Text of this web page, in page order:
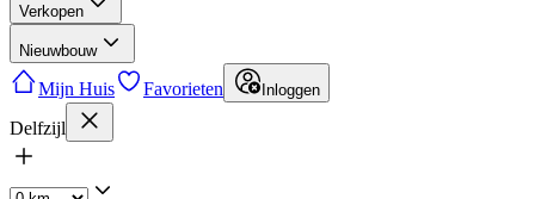
Verkopen
Nieuwbouw
Mijn Huis Favorieten Inloggen
Delfzijl